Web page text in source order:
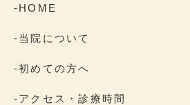
-HOME
-当院について
-初めての方へ
-アクセス・診療時間